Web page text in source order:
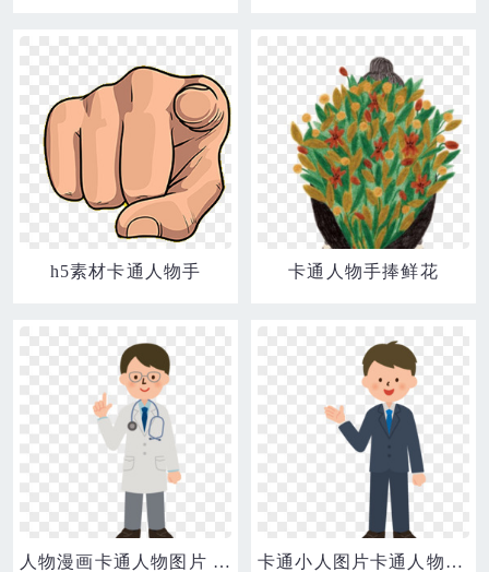
h5素材卡通人物手 卡通人物手捧鲜花
人物漫画卡通人物图片 卡通医生 卡通小人图片卡通人物素材 男人 商务人士 手绘小人